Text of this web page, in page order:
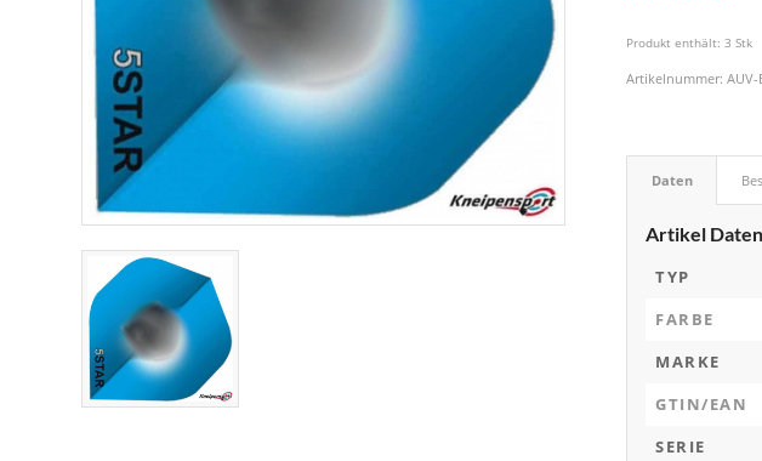
Produkt enthält: 3Stk
Artikelnummer:AUV-
Daten
Artikel Daten
TYP
FARBE
MARKE
GTIN/EAN
SERIE